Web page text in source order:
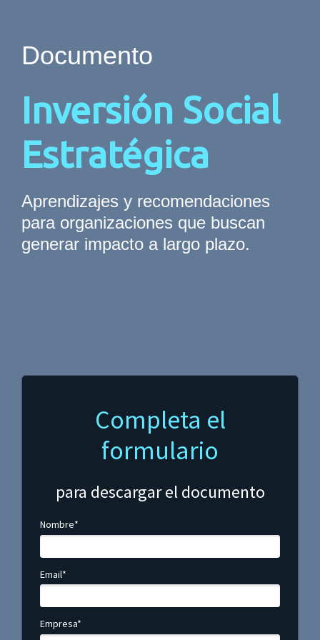
Documento
Inversión Social
Estratégica
Aprendizajes y recomendaciones
para organizaciones que buscan
generar impacto a largo plazo.
Completa el
formulario
para descargar el documento
Nombre*
Email*
Empresa*